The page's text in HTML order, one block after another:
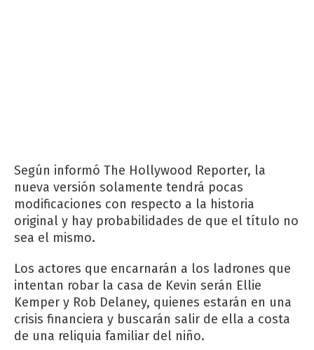
Según informó The Hollywood Reporter, la
nueva versión solamente tendrá pocas
modificaciones con respecto a la historia
original y hay probabilidades de que el título no
sea el mismo.
Los actores que encarnarán a los ladrones que
intentan robar la casa de Kevin serán Ellie
Kemper y Rob Delaney, quienes estarán en una
crisis financiera y buscarán salir de ella a costa
de una reliquia familiar del niño.